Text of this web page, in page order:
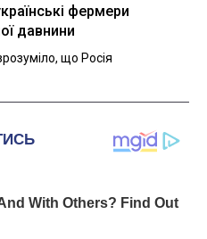
фермери
давнини
що Росія